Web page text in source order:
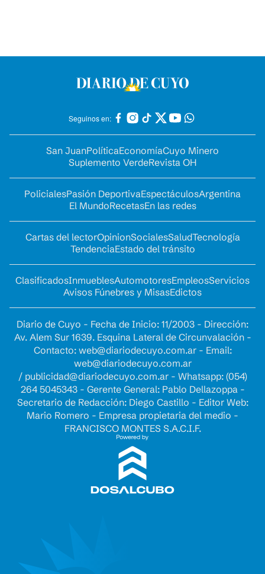
Seguinos en:
San JuanPolíticaEconomíaCuyo Minero
Suplemento VerdeRevista OH
PolicialesPasión DeportivaEspectáculosArgentina
El MundoRecetasEn las redes
Cartas del lectorOpinionSocialesSaludTecnología
TendenciaEstado del tránsito
ClasificadosInmueblesAutomotoresEmpleosServicios
Avisos Fúnebres y MisasEdictos
Diario de Cuyo - Fecha de Inicio: 11/2003 - Dirección:
Av. Alem Sur 1639. Esquina Lateral de Circunvalación -
Contacto: web@diariodecuyo.com.ar- Email:
web@diariodecuyo.com.ar
/ publicidad@diariodecuyo.com.ar- Whatsapp: (054)
264 5045343 - Gerente General: Pablo Dellazoppa -
Secretario de Redacción: Diego Castillo - Editor Web:
Mario Romero - Empresa propietaria del medio -
FRANCISCO MONTES S.A.C.I.F.